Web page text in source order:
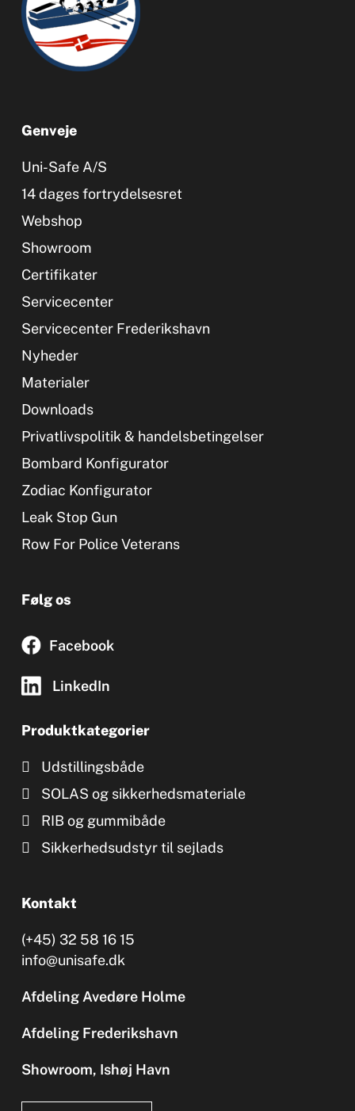
Genveje
Uni-Safe A/S
14 dages fortrydelsesret
Webshop
Showroom
Certifikater
Servicecenter
Servicecenter Frederikshavn
Nyheder
Materialer
Downloads
Privatlivspolitik & handelsbetingelser
Bombard Konfigurator
Zodiac Konfigurator
Leak Stop Gun
Row For Police Veterans
Følg os
Facebook
LinkedIn
Produktkategorier
Udstillingsbåde
SOLAS og sikkerhedsmateriale
RIB og gummibåde
Sikkerhedsudstyr til sejlads
Kontakt
(+45) 32 58 16 15
info@unisafe.dk
Afdeling Avedøre Holme
Afdeling Frederikshavn
Showroom, Ishøj Havn